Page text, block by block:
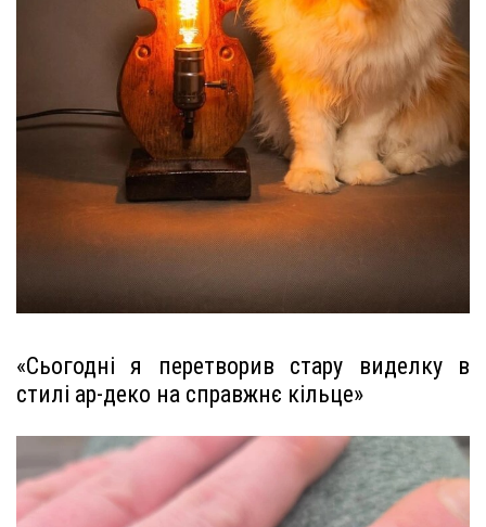
«Сьогодні я перетворив стару виделку в
стилі ар-деко на справжнє кільце»